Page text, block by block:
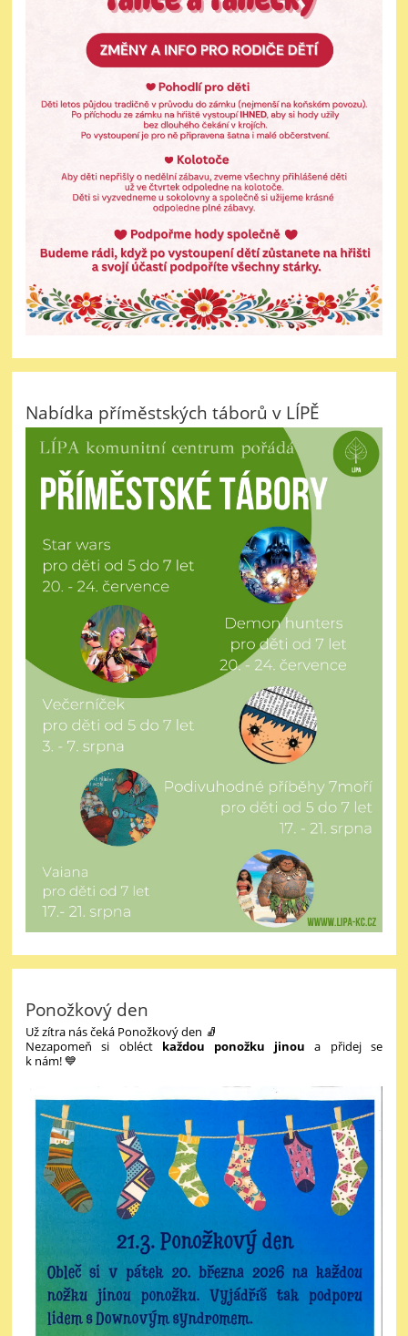
Nabídka příměstských táborů v LÍPĚ
Ponožkový den
Už zítra nás čeká Ponožkový den 🧦
Nezapomeň si obléct každou ponožku jinou a přidej se
k nám! 💙